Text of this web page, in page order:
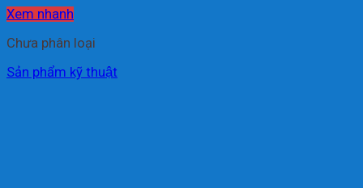
Xem nhanh
Chưa phân loại
Sản phẩm kỹ thuật